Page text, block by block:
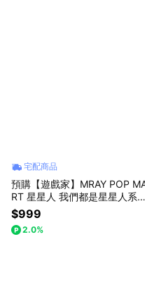
宅配商品
預購【遊戲家】MRAY POP
RT 星星人 我們都是星星人系列
盲盒
$999
2.0%